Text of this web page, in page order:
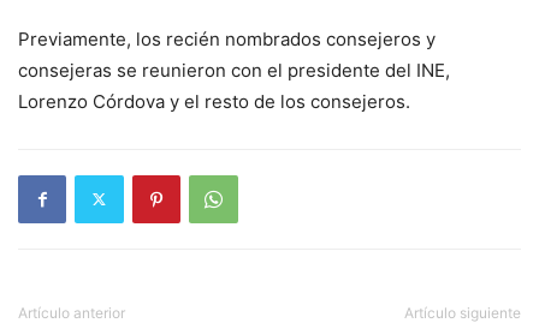
Previamente, los recién nombrados consejeros y
consejeras se reunieron con el presidente del INE,
Lorenzo Córdova y el resto de los consejeros.
Artículo anterior Artículo siguiente